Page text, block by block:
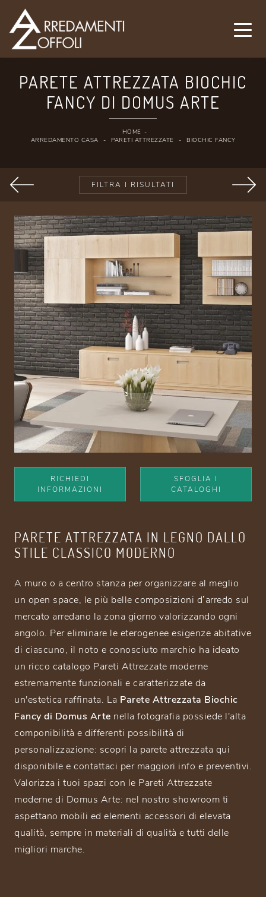
PARETE ATTREZZATA BIOCHIC
FANCY DI DOMUS ARTE
HOME -
ARREDAMENTO CASA
- PARETI ATTREZZATE - BIOCHIC FANCY
FILTRA I RISULTATI
RICHIEDI
INFORMAZIONI
SFOGLIA I
CATALOGHI
PARETE ATTREZZATA IN LEGNO DALLO
STILE CLASSICO MODERNO
A muro o a centro stanza per organizzare al meglio
un open space, le più belle composizioni d’arredo sul
mercato arredano la zona giorno valorizzando ogni
angolo. Per eliminare le eterogenee esigenze abitative
di ciascuno, il noto e conosciuto marchio ha ideato
un ricco catalogo Pareti Attrezzate moderne
estremamente funzionali e caratterizzate da
un'estetica raffinata. La Parete Attrezzata Biochic
Fancy di Domus Arte nella fotografia possiede l'alta
componibilità e differenti possibilità di
personalizzazione: scopri la parete attrezzata qui
disponibile e contattaci per maggiori info e preventivi.
Valorizza i tuoi spazi con le Pareti Attrezzate
moderne di Domus Arte: nel nostro showroom ti
aspettano mobili ed elementi accessori di elevata
qualità, sempre in materiali di qualità e tutti delle
migliori marche.